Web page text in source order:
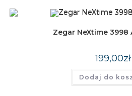
Zegar NeXtime 3998
199,00zł
Dodaj do